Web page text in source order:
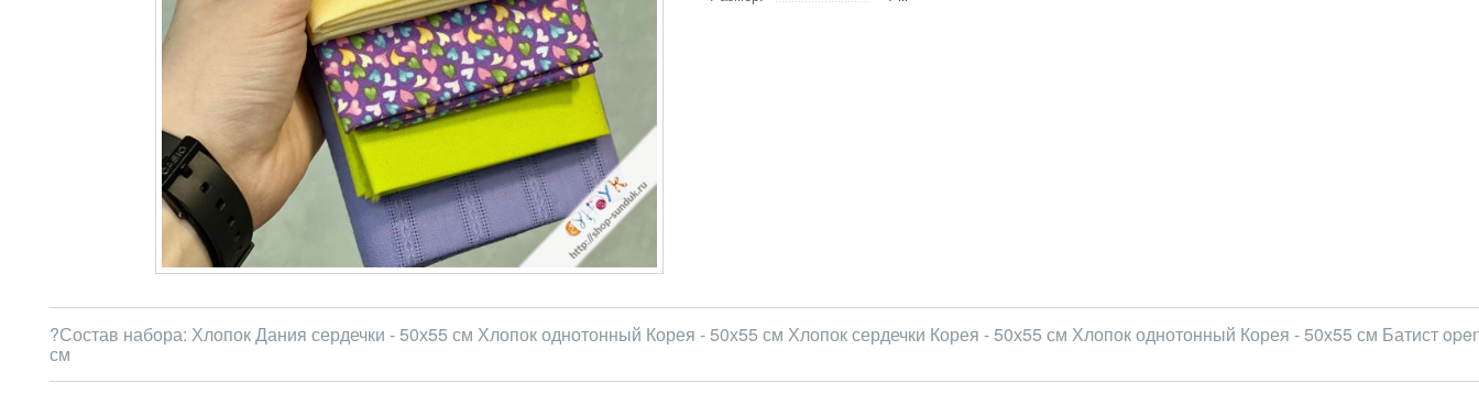
?Состав набора: Хлопок Дания сердечки - 50х55 см Хлопок однотонный Корея - 50х55 см Хлопок сердечки Корея - 50х55 см Хлопок однотонный Корея - 50х55 см Батист
см